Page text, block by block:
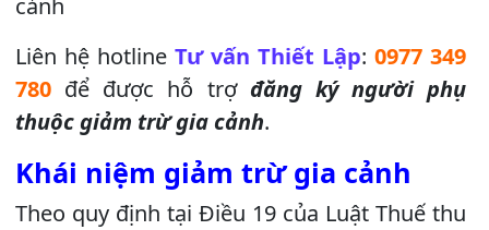
Liên hệ hotline Tư vấn Thiết Lập: 0977 349
780 để được hỗ trợ đăng ký người phụ
thuộc giảm trừ gia cảnh.
Khái niệm giảm trừ gia cảnh
Theo quy định tại Điều 19 của Luật Thuế thu